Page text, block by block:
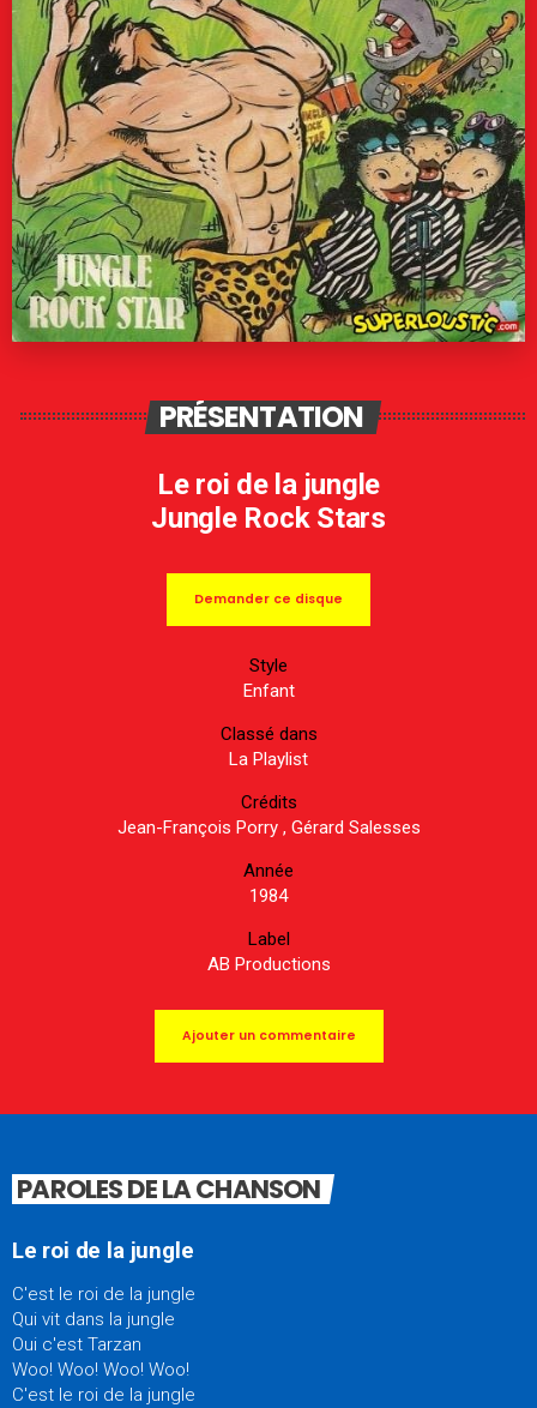
PRÉSENTATION
Le roi de la jungle
Jungle Rock Stars
Demander ce disque
Style
Enfant
Classé dans
La Playlist
Crédits
Jean-François Porry , Gérard Salesses
Année
1984
Label
AB Productions
Ajouter un commentaire
PAROLES DE LA CHANSON
Le roi de la jungle
C'est le roi de la jungle
Qui vit dans la jungle
Oui c'est Tarzan
Woo! Woo! Woo! Woo!
C'est le roi de la jungle